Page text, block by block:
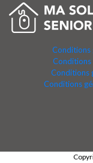
Conditions
Conditions
Conditions
Conditions